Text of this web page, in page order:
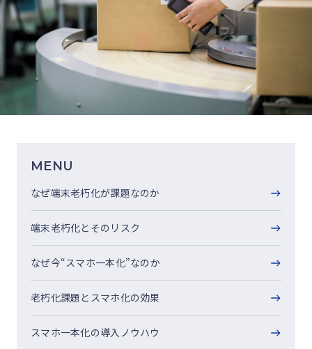
MENU
なぜ端末老朽化が課題なのか
端末老朽化とそのリスク
なぜ今“スマホ一本化”なのか
老朽化課題とスマホ化の効果
スマホ一本化の導入ノウハウ